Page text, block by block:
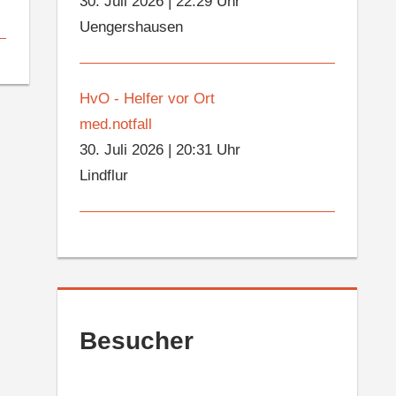
Uengershausen
HvO - Helfer vor Ort
med.notfall
30. Juli 2026 |20:31 Uhr
Lindflur
Besucher